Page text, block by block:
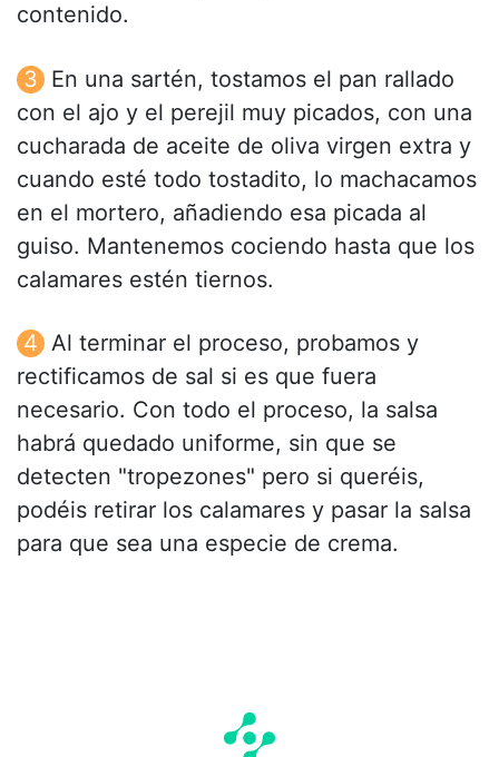
contenido.
En una sartén, tostamos el pan rallado
con el ajo y el perejil muy picados, con una
cucharada de aceite de oliva virgen extra y
cuando esté todo tostadito, lo machacamos
en el mortero, añadiendo esa picada al
guiso. Mantenemos cociendo hasta que los
calamares estén tiernos.
Al terminar el proceso, probamos y
rectificamos de sal si es que fuera
necesario. Con todo el proceso, la salsa
habrá quedado uniforme, sin que se
detecten "tropezones" pero si queréis,
podéis retirar los calamares y pasar la salsa
para que sea una especie de crema.